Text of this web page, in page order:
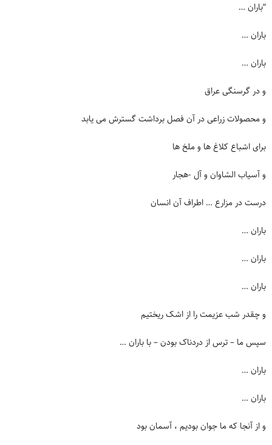
“باران …
باران …
باران …
و در گرسنگی عراق
و محصولات زراعی در آن فصل برداشت گسترش می یابد
برای اشباع کلاغ ها و ملخ ها
و آسیاب الشاوان و آل -هجار
درست در مزارع … اطراف آن انسان
باران …
باران …
باران …
و چقدر شب عزیمت را از اشک ریختیم
سپس ما – ترس از دردناک بودن – با باران …
باران …
باران …
و از آنجا که ما جوان بودیم ، آسمان بود